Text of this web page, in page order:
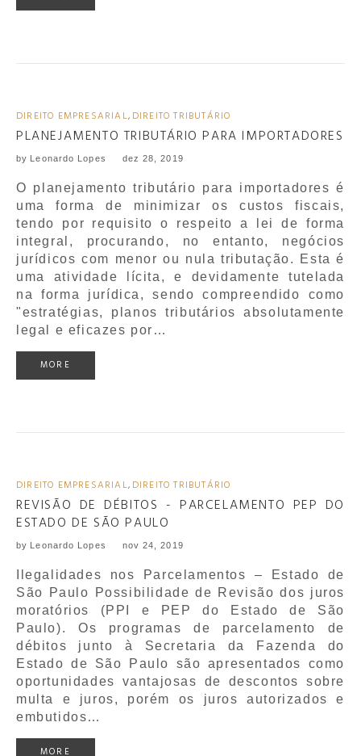
DIREITO EMPRESARIAL, DIREITO TRIBUTÁRIO
PLANEJAMENTO TRIBUTÁRIO PARA IMPORTADORES
by Leonardo Lopes dez 28, 2019
O planejamento tributário para importadores é
uma forma de minimizar os custos fiscais,
tendo por requisito o respeito a lei de forma
integral, procurando, no entanto, negócios
jurídicos com menor ou nula tributação. Esta é
uma atividade lícita, e devidamente tutelada
na forma jurídica, sendo compreendido como
"estratégias, planos tributários absolutamente
legal e eficazes por…
MORE
DIREITO EMPRESARIAL, DIREITO TRIBUTÁRIO
REVISÃO DE DÉBITOS - PARCELAMENTO PEP DO
ESTADO DE SÃO PAULO
by Leonardo Lopes nov 24, 2019
Ilegalidades nos Parcelamentos – Estado de
São Paulo Possibilidade de Revisão dos juros
moratórios (PPI e PEP do Estado de São
Paulo). Os programas de parcelamento de
débitos junto à Secretaria da Fazenda do
Estado de São Paulo são apresentados como
oportunidades vantajosas de descontos sobre
multa e juros, porém os juros autorizados e
embutidos…
MORE